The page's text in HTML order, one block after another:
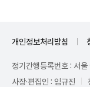
개인정보처리방침
정기간행등록번호 : 서
사장·편집인 : 임규진